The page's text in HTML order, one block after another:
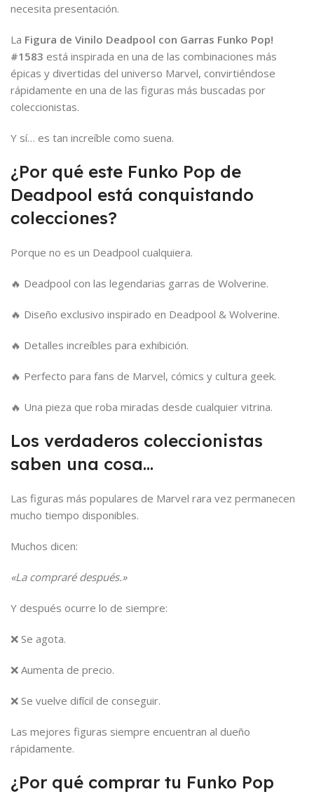
necesita presentación.
La Figura de Vinilo Deadpool con Garras Funko Pop!
#1583 está inspirada en una de las combinaciones más
épicas y divertidas del universo Marvel, convirtiéndose
rápidamente en una de las figuras más buscadas por
coleccionistas.
Y sí… es tan increíble como suena.
¿Por qué este Funko Pop de
Deadpool está conquistando
colecciones?
Porque no es un Deadpool cualquiera.
🔥 Deadpool con las legendarias garras de Wolverine.
🔥 Diseño exclusivo inspirado en Deadpool & Wolverine.
🔥 Detalles increíbles para exhibición.
🔥 Perfecto para fans de Marvel, cómics y cultura geek.
🔥 Una pieza que roba miradas desde cualquier vitrina.
Los verdaderos coleccionistas
saben una cosa…
Las figuras más populares de Marvel rara vez permanecen
mucho tiempo disponibles.
Muchos dicen:
«La compraré después.»
Y después ocurre lo de siempre:
❌ Se agota.
❌ Aumenta de precio.
❌ Se vuelve difícil de conseguir.
Las mejores figuras siempre encuentran al dueño
rápidamente.
¿Por qué comprar tu Funko Pop